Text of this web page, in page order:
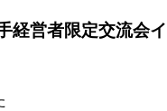
経営者限定交流会